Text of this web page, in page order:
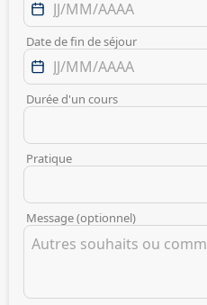
Date de fin de séjour
Durée d'un cours
Pratique
Message (optionnel)